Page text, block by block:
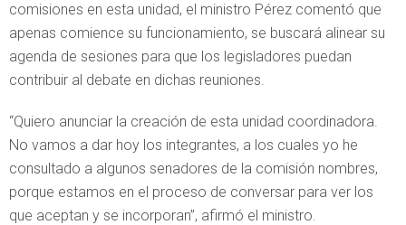
comisiones en esta unidad, el ministro Pérez comentó que
apenas comience su funcionamiento, se buscará alinear su
agenda de sesiones para que los legisladores puedan
contribuir al debate en dichas reuniones.
“Quiero anunciar la creación de esta unidad coordinadora.
No vamos a dar hoy los integrantes, a los cuales yo he
consultado a algunos senadores de la comisión nombres,
porque estamos en el proceso de conversar para ver los
que aceptan y se incorporan”, afirmó el ministro.